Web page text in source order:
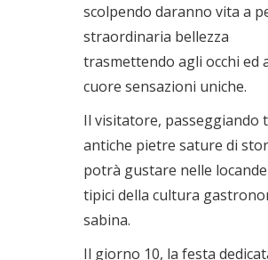
scolpendo daranno vita a
straordinaria bellezza
trasmettendo agli occhi ed
cuore sensazioni uniche.
Il visitatore, passeggiando
antiche pietre sature di
potrà gustare nelle
tipici della cultura
sabina.
Il giorno 10, la festa